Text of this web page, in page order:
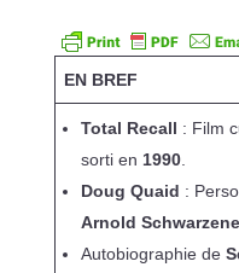
EN BREF
Total Recall : Film
sorti en 1990.
Doug Quaid :
Arnold
Autobiographie de